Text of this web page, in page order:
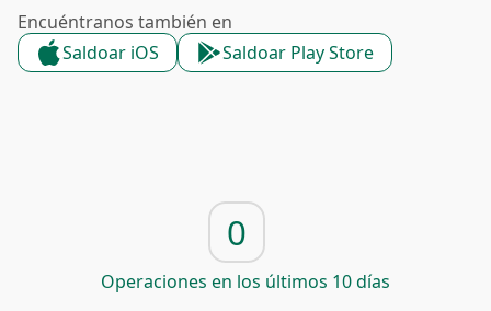
Encuéntranos también en
Saldoar iOS
Saldoar Play Store
0
Operaciones en los últimos 10 días